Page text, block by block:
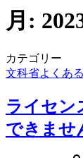
月:
カテゴリー
文科省よくあ
ライセン
できませ